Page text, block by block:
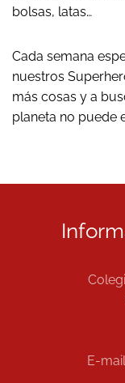
bolsas, latas…
Cada semana
nuestros
más cosas y a
planeta no puede
E-